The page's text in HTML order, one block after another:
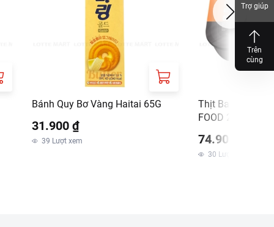
Bánh Quy Bơ Vàng Haitai 65G
31.900 ₫
39 Lượt xem
Thịt Ba Chỉ Kho
FOOD 200G
74.900 ₫
30 Lượt xem
Trợ giúp
Trên
cùng